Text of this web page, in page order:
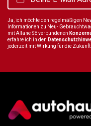
Ja, ich möchte den regelmäßigen
Informationen zu Neu-
mit Allane SE verbundenen
erfahre ich in den
jederzeit mit Wirkung für die Zukunft